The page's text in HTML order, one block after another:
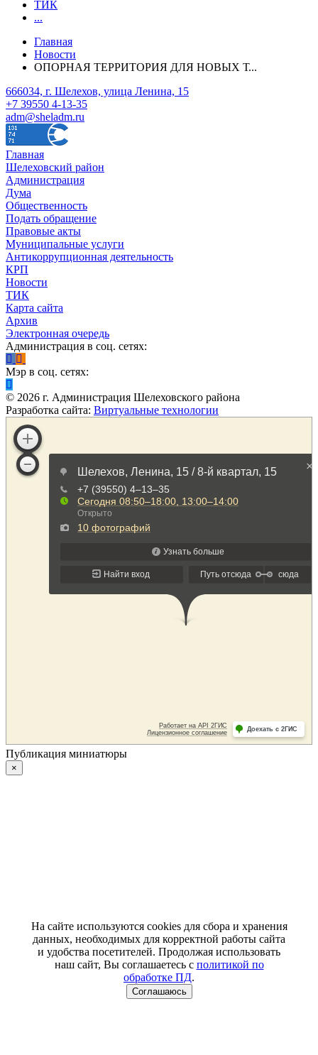
ТИК
...
Главная
Новости
ОПОРНАЯ ТЕРРИТОРИЯ ДЛЯ НОВЫХ Т...
666034, г. Шелехов, улица Ленина, 15
+7 39550 4-13-35
adm@sheladm.ru
Главная
Шелеховский район
Администрация
Дума
Общественность
Подать обращение
Правовые акты
Муниципальные услуги
Антикоррупционная деятельность
КРП
Новости
ТИК
Карта сайта
Архив
Электронная очередь
Администрация в соц. сетях:
Мэр в соц. сетях:
© 2026 г. Администрация Шелеховского района
Разработка сайта: Виртуальные технологии
Публикация миниатюры
×
На сайте используются cookies для сбора и хранения
данных, необходимых для корректной работы сайта
и удобства посетителей. Продолжая использовать
наш сайт, Вы соглашаетесь с политикой по
обработке ПД.
Соглашаюсь